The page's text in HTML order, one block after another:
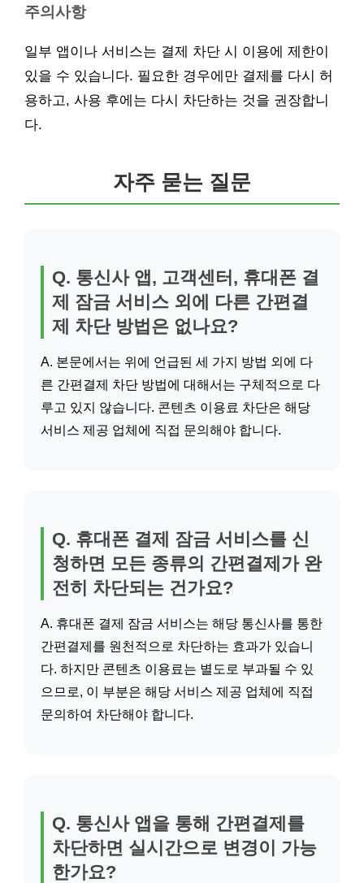
주의사항
일부 앱이나 서비스는 결제 차단 시 이용에 제한이
있을 수 있습니다. 필요한 경우에만 결제를 다시 허
용하고, 사용 후에는 다시 차단하는 것을 권장합니
다.
자주 묻는 질문
Q. 통신사 앱, 고객센터, 휴대폰 결
제 잠금 서비스 외에 다른 간편결
제 차단 방법은 없나요?
A. 본문에서는 위에 언급된 세 가지 방법 외에 다
른 간편결제 차단 방법에 대해서는 구체적으로 다
루고 있지 않습니다. 콘텐츠 이용료 차단은 해당
서비스 제공 업체에 직접 문의해야 합니다.
Q. 휴대폰 결제 잠금 서비스를 신
청하면 모든 종류의 간편결제가 완
전히 차단되는 건가요?
A. 휴대폰 결제 잠금 서비스는 해당 통신사를 통한
간편결제를 원천적으로 차단하는 효과가 있습니
다. 하지만 콘텐츠 이용료는 별도로 부과될 수 있
으므로, 이 부분은 해당 서비스 제공 업체에 직접
문의하여 차단해야 합니다.
Q. 통신사 앱을 통해 간편결제를
차단하면 실시간으로 변경이 가능
한가요?